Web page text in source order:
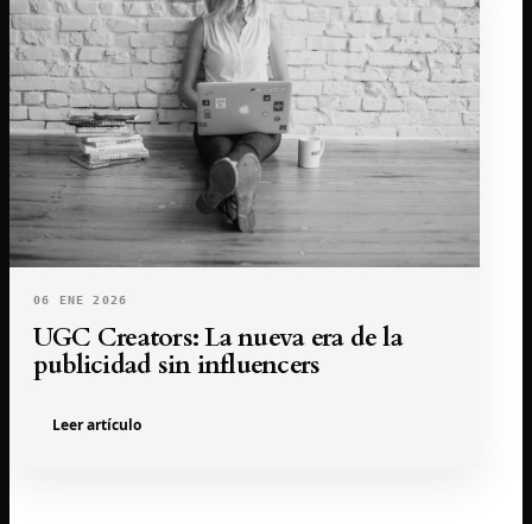
06 ENE 2026
UGC Creators: La nueva era de la
publicidad sin influencers
Leer artículo